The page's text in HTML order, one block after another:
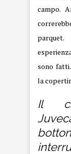
campo.
sono
la
Il